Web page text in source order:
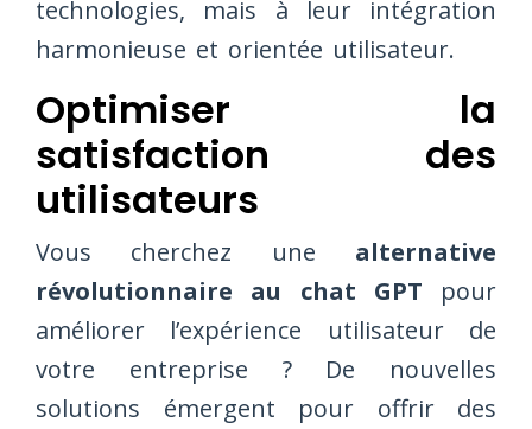
technologies, mais à leur intégration
harmonieuse et orientée utilisateur.
Optimiser la
satisfaction des
utilisateurs
Vous cherchez une alternative
révolutionnaire au chat GPT pour
améliorer l’expérience utilisateur de
votre entreprise ? De nouvelles
solutions émergent pour offrir des